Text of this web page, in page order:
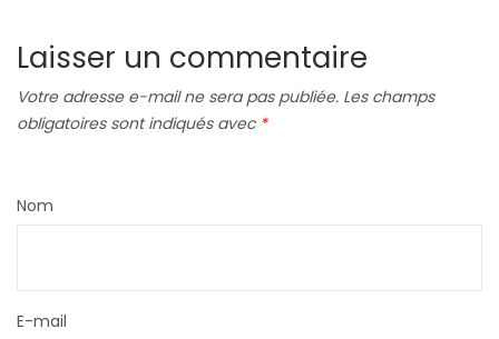
Laisser un commentaire
Votre adresse e-mail ne sera pas publiée. Les champs
obligatoires sont indiqués avec *
Nom
E-mail